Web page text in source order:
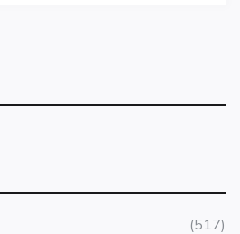
(517)